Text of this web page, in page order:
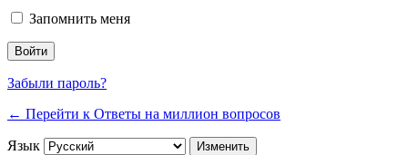
Запомнить меня
Забыли пароль?
← Перейти к Ответы на миллион вопросов
Язык